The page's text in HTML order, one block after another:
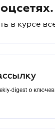
в курсе
digest о